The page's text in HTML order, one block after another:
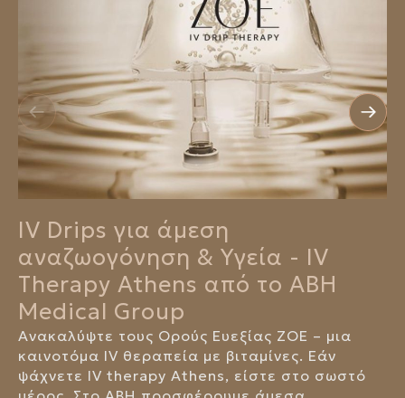
IV Drips για άμεση
αναζωογόνηση & Υγεία - IV
Therapy Athens από το ABH
Medical Group
Ανακαλύψτε τους Ορούς Ευεξίας ΖΟΕ – μια
καινοτόμα IV θεραπεία με βιταμίνες. Εάν
ψάχνετε IV therapy Athens, είστε στο σωστό